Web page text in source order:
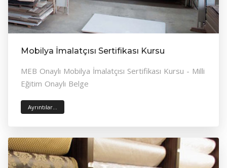
Mobilya İmalatçısı Sertifikası Kursu
MEB Onaylı Mobilya İmalatçısı Sertifikası Kursu - Milli
Eğitim Onaylı Belge
Ayrıntılar...